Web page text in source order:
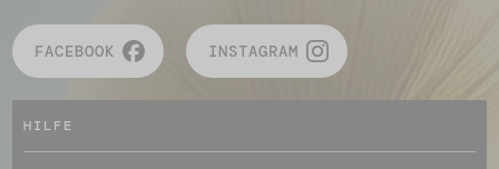
FACEBOOK INSTAGRAM
HILFE